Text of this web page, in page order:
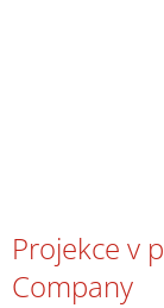
Projekce v
Company